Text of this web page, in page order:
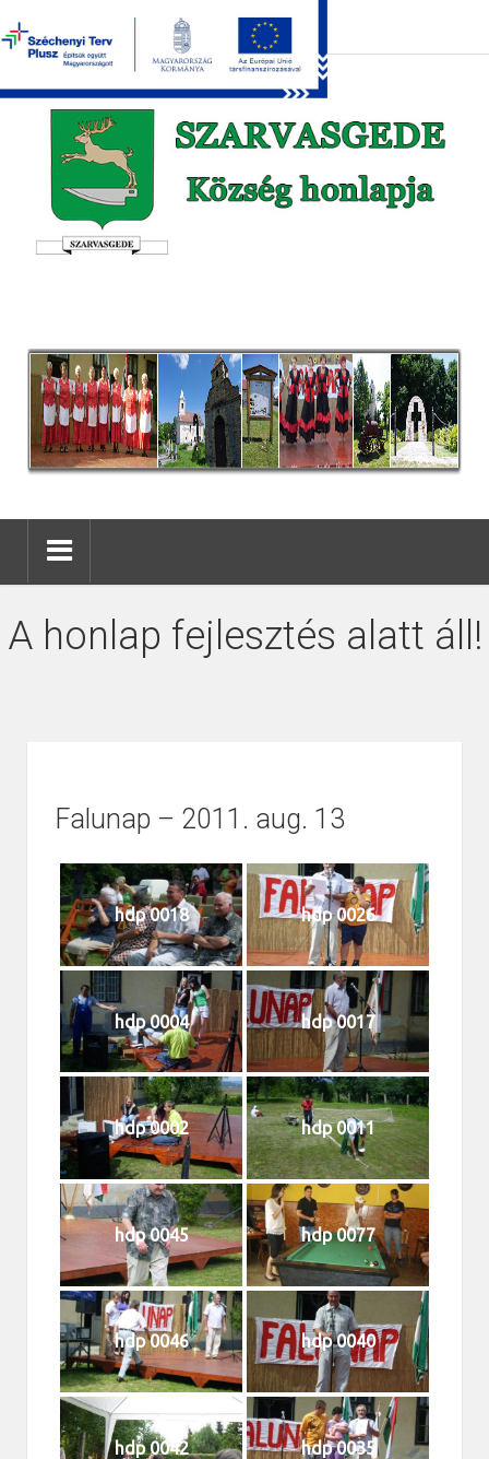
A honlap fejlesztés alatt áll!
Falunap – 2011. aug. 13
hdp 0018 hdp 0026
hdp 0004 hdp 0017
hdp 0002 hdp 0011
hdp 0045 hdp 0077
hdp 0046 hdp 0040
hdp 0042 hdp 0035